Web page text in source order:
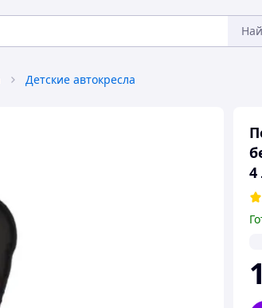
Детские автокресла
4